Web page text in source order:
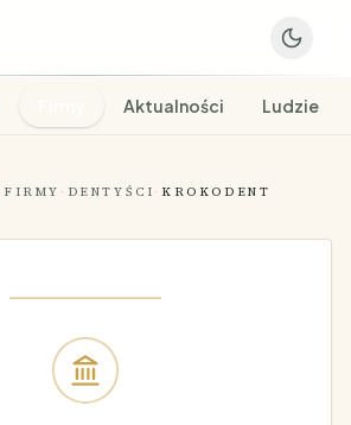
Aktualności Ludzie
FIRMY · DENTYŚCI · KROKODENT